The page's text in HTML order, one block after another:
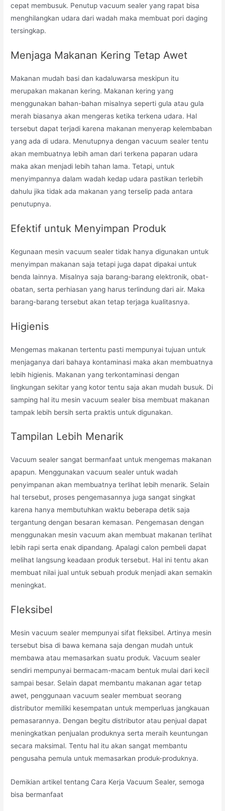
cepat membusuk. Penutup vacuum sealer yang rapat bisa
menghilangkan udara dari wadah maka membuat pori daging
tersingkap.
Menjaga Makanan Kering Tetap Awet
Makanan mudah basi dan kadaluwarsa meskipun itu
merupakan makanan kering. Makanan kering yang
menggunakan bahan-bahan misalnya seperti gula atau gula
merah biasanya akan mengeras ketika terkena udara. Hal
tersebut dapat terjadi karena makanan menyerap kelembaban
yang ada di udara. Menutupnya dengan vacuum sealer tentu
akan membuatnya lebih aman dari terkena paparan udara
maka akan menjadi lebih tahan lama. Tetapi, untuk
menyimpannya dalam wadah kedap udara pastikan terlebih
dahulu jika tidak ada makanan yang terselip pada antara
penutupnya.
Efektif untuk Menyimpan Produk
Kegunaan mesin vacuum sealer tidak hanya digunakan untuk
menyimpan makanan saja tetapi juga dapat dipakai untuk
benda lainnya. Misalnya saja barang-barang elektronik, obat-
obatan, serta perhiasan yang harus terlindung dari air. Maka
barang-barang tersebut akan tetap terjaga kualitasnya.
Higienis
Mengemas makanan tertentu pasti mempunyai tujuan untuk
menjaganya dari bahaya kontaminasi maka akan membuatnya
lebih higienis. Makanan yang terkontaminasi dengan
lingkungan sekitar yang kotor tentu saja akan mudah busuk. Di
samping hal itu mesin vacuum sealer bisa membuat makanan
tampak lebih bersih serta praktis untuk digunakan.
Tampilan Lebih Menarik
Vacuum sealer sangat bermanfaat untuk mengemas makanan
apapun. Menggunakan vacuum sealer untuk wadah
penyimpanan akan membuatnya terlihat lebih menarik. Selain
hal tersebut, proses pengemasannya juga sangat singkat
karena hanya membutuhkan waktu beberapa detik saja
tergantung dengan besaran kemasan. Pengemasan dengan
menggunakan mesin vacuum akan membuat makanan terlihat
lebih rapi serta enak dipandang. Apalagi calon pembeli dapat
melihat langsung keadaan produk tersebut. Hal ini tentu akan
membuat nilai jual untuk sebuah produk menjadi akan semakin
meningkat.
Fleksibel
Mesin vacuum sealer mempunyai sifat fleksibel. Artinya mesin
tersebut bisa di bawa kemana saja dengan mudah untuk
membawa atau memasarkan suatu produk. Vacuum sealer
sendiri mempunyai bermacam-macam bentuk mulai dari kecil
sampai besar. Selain dapat membantu makanan agar tetap
awet, penggunaan vacuum sealer membuat seorang
distributor memiliki kesempatan untuk memperluas jangkauan
pemasarannya. Dengan begitu distributor atau penjual dapat
meningkatkan penjualan produknya serta meraih keuntungan
secara maksimal. Tentu hal itu akan sangat membantu
pengusaha pemula untuk memasarkan produk-produknya.
Demikian artikel tentang Cara Kerja Vacuum Sealer, semoga
bisa bermanfaat